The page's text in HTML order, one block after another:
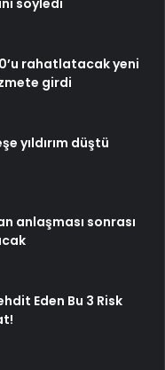
söyledi
rahatlatacak yeni
girdi
yıldırım düştü
anlaşması sonrası
Eden Bu 3 Risk